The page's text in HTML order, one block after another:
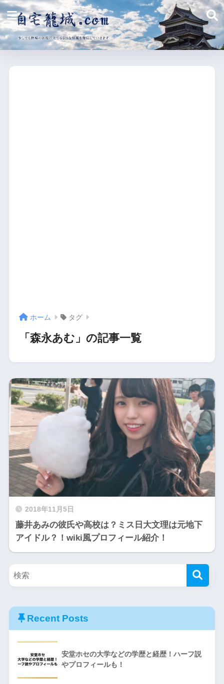
ホーム タグ
「森永あむ」の記事一覧
2018年11月5日
藤井あみの彼氏や高校は？ミス日大文理は元地下
アイドル？！wiki風プロフィール紹介！
Recent Posts
安堂ホセの大学などの学歴と経歴！ハーフ説
やプロフィールも！